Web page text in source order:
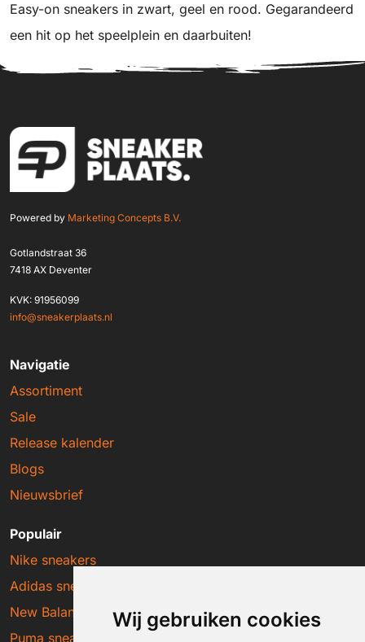
Wij gebruiken cookies
Easy-on sneakers in zwart, geel en rood. Gegarandeerd
een hit op het speelplein en daarbuiten!
Powered by Marketing Concepts B.V.
Gotlandstraat 36
7418 AX Deventer
KVK: 91956099
info@sneakerplaats.nl
Navigatie
Assortiment
Sale
Release kalender
Blogs
Nieuwsbrief
Populair
Nike sneakers
Adidas sneakers
New Balance sneakers
Puma sneakers